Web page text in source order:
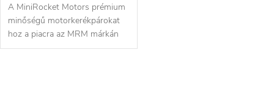
A MiniRocket Motors prémium
minőségű motorkerékpárokat
hoz a piacra az MRM márkán
keresztül kedvező áron Az